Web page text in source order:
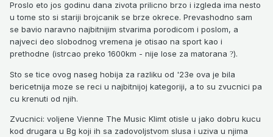
Proslo eto jos godinu dana zivota prilicno brzo i izgleda ima nesto
u tome sto si stariji brojcanik se brze okrece. Prevashodno sam
se bavio naravno najbitnijim stvarima porodicom i poslom, a
najveci deo slobodnog vremena je otisao na sport kao i
prethodne (istrcao preko 1600km - nije lose za matorana ?).
Sto se tice ovog naseg hobija za razliku od '23e ova je bila
bericetnija moze se reci u najbitnijoj kategoriji, a to su zvucnici pa
cu krenuti od njih.
Zvucnici: voljene Vienne The Music Klimt otisle u jako dobru kucu
kod drugara u Bg koji ih sa zadovoljstvom slusa i uziva u njima